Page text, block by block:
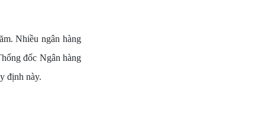
Nhiều ngân hàng
đốc Ngân hàng
định này.